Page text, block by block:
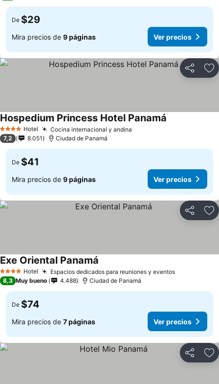
De $29
Mira precios de 9 páginas Ver precios
Compartir
4 EstrellasHotel Cocina internacional y andina
Hospedium Princess Hotel Panamá
7,2 8.051 Ciudad de Panamá
De $41
Mira precios de 9 páginas Ver precios
Compartir
4 EstrellasHotel Espacios dedicados para reuniones y eventos
Exe Oriental Panamá
8,3 Muy bueno 4.488 Ciudad de Panamá
De $74
Mira precios de 7 páginas Ver precios
Compartir